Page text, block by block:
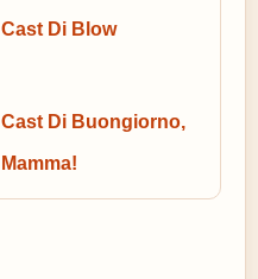
Cast Di Blow
Cast Di Buongiorno,
Mamma!